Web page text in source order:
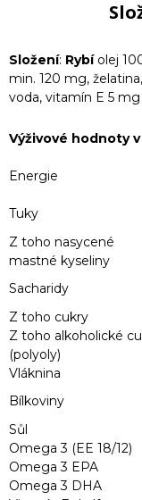
Složení: Rybíolej
min. 120 mg,
voda, vitamín E 5
Výživové hodnoty v
Energie
Tuky
Z toho nasycené
mastné kyseliny
Sacharidy
Z toho cukry
Z toho alkoholické
(polyoly)
Vláknina
Bílkoviny
Sůl
Omega 3 (EE 18/12)
Omega 3 EPA
Omega 3 DHA